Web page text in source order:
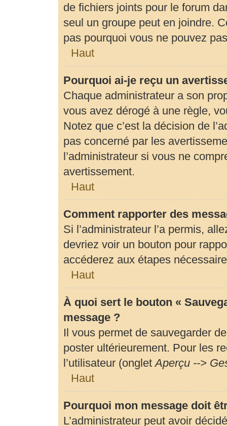
de fichiers joints pour le forum
seul un groupe peut en joindre.
pas pourquoi vous ne pouvez
Haut
Pourquoi ai-je reçu un
Chaque administrateur a son
vous avez dérogé à une règle,
Notez que c’est la décision de
pas concerné par les
l’administrateur si vous ne
avertissement.
Haut
Comment rapporter des
Si l’administrateur l’a permis,
devriez voir un bouton pour
accéderez aux étapes
Haut
À quoi sert le bouton «
message ?
Il vous permet de sauvegarder
poster ultérieurement. Pour les
l’utilisateur (ongletAperçu -->
Haut
Pourquoi mon message doit
L’administrateur peut avoir